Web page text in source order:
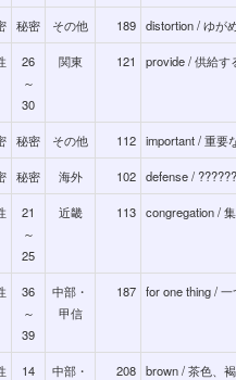
秘密 その他 189 distortion / ゆが
26
～
30
関東 121 provide / 供給す
秘密 その他 112 important / 重要
秘密 海外 102 defense /
21
～
25
近畿 113 congregation /
36
～
39
中部・
甲信
187 for one thing /
14
中部・
208 brown / 茶色、